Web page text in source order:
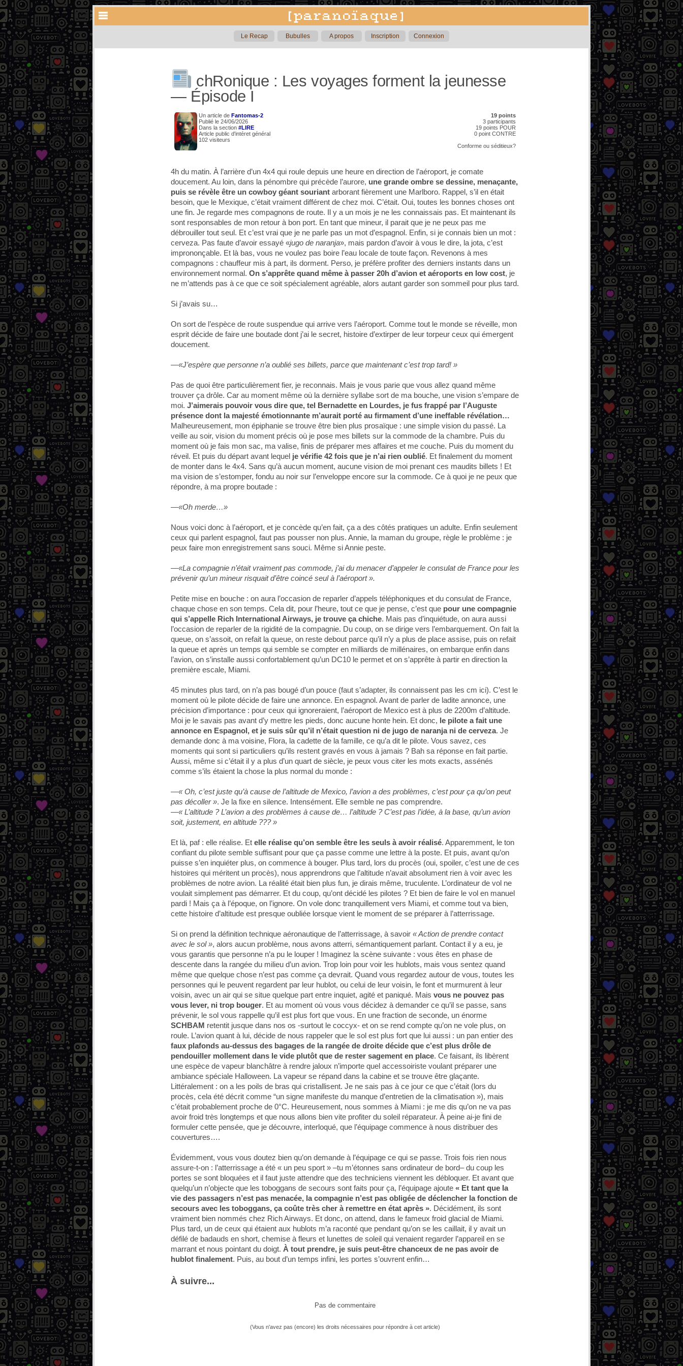
Le Recap Bubulles A propos Inscription Connexion
chRonique : Les voyages forment la jeunesse
— Épisode I
Un article de Fantomas-2
Publié le 24/06/2026
Dans la section #LIRE
Article public d'intéret général
102 visiteurs
19 points
3 participants
19 points POUR
0 point CONTRE
Conforme ou séditieux?
4h du matin. À l’arrière d’un 4x4 qui roule depuis une heure en direction de l’aéroport, je comate
doucement. Au loin, dans la pénombre qui précède l’aurore, une grande ombre se dessine, menaçante,
puis se révèle être un cowboy géant souriant arborant fièrement une Marlboro. Rappel, s’il en était
besoin, que le Mexique, c’était vraiment différent de chez moi. C’était. Oui, toutes les bonnes choses ont
une fin. Je regarde mes compagnons de route. Il y a un mois je ne les connaissais pas. Et maintenant ils
sont responsables de mon retour à bon port. En tant que mineur, il parait que je ne peux pas me
débrouiller tout seul. Et c’est vrai que je ne parle pas un mot d’espagnol. Enfin, si je connais bien un mot :
cerveza. Pas faute d’avoir essayé «jugo de naranja», mais pardon d’avoir à vous le dire, la jota, c’est
imprononçable. Et là bas, vous ne voulez pas boire l’eau locale de toute façon. Revenons à mes
compagnons : chauffeur mis à part, ils dorment. Perso, je préfère profiter des derniers instants dans un
environnement normal. On s’apprête quand même à passer 20h d’avion et aéroports en low cost, je
ne m’attends pas à ce que ce soit spécialement agréable, alors autant garder son sommeil pour plus tard.
Si j’avais su…
On sort de l’espèce de route suspendue qui arrive vers l’aéroport. Comme tout le monde se réveille, mon
esprit décide de faire une boutade dont j’ai le secret, histoire d’extirper de leur torpeur ceux qui émergent
doucement.
—«J’espère que personne n’a oublié ses billets, parce que maintenant c’est trop tard! »
Pas de quoi être particulièrement fier, je reconnais. Mais je vous parie que vous allez quand même
trouver ça drôle. Car au moment même où la dernière syllabe sort de ma bouche, une vision s’empare de
moi. J’aimerais pouvoir vous dire que, tel Bernadette en Lourdes, je fus frappé par l’Auguste
présence dont la majesté émotionnante m’aurait porté au firmament d’une ineffable révélation…
Malheureusement, mon épiphanie se trouve être bien plus prosaïque : une simple vision du passé. La
veille au soir, vision du moment précis où je pose mes billets sur la commode de la chambre. Puis du
moment où je fais mon sac, ma valise, finis de préparer mes affaires et me couche. Puis du moment du
réveil. Et puis du départ avant lequel je vérifie 42 fois que je n’ai rien oublié. Et finalement du moment
de monter dans le 4x4. Sans qu’à aucun moment, aucune vision de moi prenant ces maudits billets ! Et
ma vision de s’estomper, fondu au noir sur l’enveloppe encore sur la commode. Ce à quoi je ne peux que
répondre, à ma propre boutade :
—«Oh merde…»
Nous voici donc à l’aéroport, et je concède qu’en fait, ça a des côtés pratiques un adulte. Enfin seulement
ceux qui parlent espagnol, faut pas pousser non plus. Annie, la maman du groupe, règle le problème : je
peux faire mon enregistrement sans souci. Même si Annie peste.
—«La compagnie n’était vraiment pas commode, j’ai du menacer d’appeler le consulat de France pour les
prévenir qu’un mineur risquait d’être coincé seul à l’aéroport ».
Petite mise en bouche : on aura l’occasion de reparler d’appels téléphoniques et du consulat de France,
chaque chose en son temps. Cela dit, pour l’heure, tout ce que je pense, c’est que pour une compagnie
qui s’appelle Rich International Airways, je trouve ça chiche. Mais pas d’inquiétude, on aura aussi
l’occasion de reparler de la rigidité de la compagnie. Du coup, on se dirige vers l’embarquement. On fait la
queue, on s’assoit, on refait la queue, on reste debout parce qu’il n’y a plus de place assise, puis on refait
la queue et après un temps qui semble se compter en milliards de millénaires, on embarque enfin dans
l’avion, on s’installe aussi confortablement qu’un DC10 le permet et on s’apprête à partir en direction la
première escale, Miami.
45 minutes plus tard, on n’a pas bougé d’un pouce (faut s’adapter, ils connaissent pas les cm ici). C’est le
moment où le pilote décide de faire une annonce. En espagnol. Avant de parler de ladite annonce, une
précision d’importance : pour ceux qui ignoreraient, l’aéroport de Mexico est à plus de 2200m d’altitude.
Moi je le savais pas avant d’y mettre les pieds, donc aucune honte hein. Et donc, le pilote a fait une
annonce en Espagnol, et je suis sûr qu’il n’était question ni de jugo de naranja ni de cerveza. Je
demande donc à ma voisine, Flora, la cadette de la famille, ce qu’a dit le pilote. Vous savez, ces
moments qui sont si particuliers qu’ils restent gravés en vous à jamais ? Bah sa réponse en fait partie.
Aussi, même si c’était il y a plus d’un quart de siècle, je peux vous citer les mots exacts, assénés
comme s’ils étaient la chose la plus normal du monde :
—« Oh, c’est juste qu’à cause de l’altitude de Mexico, l’avion a des problèmes, c’est pour ça qu’on peut
pas décoller ». Je la fixe en silence. Intensément. Elle semble ne pas comprendre.
—« L’altitude ? L’avion a des problèmes à cause de… l’altitude ? C’est pas l’idée, à la base, qu’un avion
soit, justement, en altitude ??? »
Et là, paf : elle réalise. Et elle réalise qu’on semble être les seuls à avoir réalisé. Apparemment, le ton
confiant du pilote semble suffisant pour que ça passe comme une lettre à la poste. Et puis, avant qu’on
puisse s’en inquiéter plus, on commence à bouger. Plus tard, lors du procès (oui, spoiler, c’est une de ces
histoires qui méritent un procès), nous apprendrons que l’altitude n’avait absolument rien à voir avec les
problèmes de notre avion. La réalité était bien plus fun, je dirais même, truculente. L’ordinateur de vol ne
voulait simplement pas démarrer. Et du coup, qu’ont décidé les pilotes ? Et bien de faire le vol en manuel
pardi ! Mais ça à l’époque, on l’ignore. On vole donc tranquillement vers Miami, et comme tout va bien,
cette histoire d’altitude est presque oubliée lorsque vient le moment de se préparer à l’atterrissage.
Si on prend la définition technique aéronautique de l’atterrissage, à savoir « Action de prendre contact
avec le sol », alors aucun problème, nous avons atterri, sémantiquement parlant. Contact il y a eu, je
vous garantis que personne n’a pu le louper ! Imaginez la scène suivante : vous êtes en phase de
descente dans la rangée du milieu d’un avion. Trop loin pour voir les hublots, mais vous sentez quand
même que quelque chose n’est pas comme ça devrait. Quand vous regardez autour de vous, toutes les
personnes qui le peuvent regardent par leur hublot, ou celui de leur voisin, le font et murmurent à leur
voisin, avec un air qui se situe quelque part entre inquiet, agité et paniqué. Mais vous ne pouvez pas
vous lever, ni trop bouger. Et au moment où vous vous décidez à demander ce qu’il se passe, sans
prévenir, le sol vous rappelle qu’il est plus fort que vous. En une fraction de seconde, un énorme
SCHBAM retentit jusque dans nos os -surtout le coccyx- et on se rend compte qu’on ne vole plus, on
roule. L’avion quant à lui, décide de nous rappeler que le sol est plus fort que lui aussi : un pan entier des
faux plafonds au-dessus des bagages de la rangée de droite décide que c’est plus drôle de
pendouiller mollement dans le vide plutôt que de rester sagement en place. Ce faisant, ils libèrent
une espèce de vapeur blanchâtre à rendre jaloux n’importe quel accessoiriste voulant préparer une
ambiance spéciale Halloween. La vapeur se répand dans la cabine et se trouve être glaçante.
Littéralement : on a les poils de bras qui cristallisent. Je ne sais pas à ce jour ce que c’était (lors du
procès, cela été décrit comme “un signe manifeste du manque d’entretien de la climatisation »), mais
c’était probablement proche de 0°C. Heureusement, nous sommes à Miami : je me dis qu’on ne va pas
avoir froid très longtemps et que nous allons bien vite profiter du soleil réparateur. À peine ai-je fini de
formuler cette pensée, que je découvre, interloqué, que l’équipage commence à nous distribuer des
couvertures….
Évidemment, vous vous doutez bien qu’on demande à l’équipage ce qui se passe. Trois fois rien nous
assure-t-on : l’atterrissage a été « un peu sport » –tu m’étonnes sans ordinateur de bord– du coup les
portes se sont bloquées et il faut juste attendre que des techniciens viennent les débloquer. Et avant que
quelqu’un n’objecte que les toboggans de secours sont faits pour ça, l’équipage ajoute « Et tant que la
vie des passagers n’est pas menacée, la compagnie n’est pas obligée de déclencher la fonction de
secours avec les toboggans, ça coûte très cher à remettre en état après ». Décidément, ils sont
vraiment bien nommés chez Rich Airways. Et donc, on attend, dans le fameux froid glacial de Miami.
Plus tard, un de ceux qui étaient aux hublots m’a raconté que pendant qu’on se les caillait, il y avait un
défilé de badauds en short, chemise à fleurs et lunettes de soleil qui venaient regarder l’appareil en se
marrant et nous pointant du doigt. À tout prendre, je suis peut-être chanceux de ne pas avoir de
hublot finalement. Puis, au bout d’un temps infini, les portes s’ouvrent enfin…
À suivre...
Pas de commentaire
(Vous n'avez pas (encore) les droits nécessaires pour répondre à cet article)